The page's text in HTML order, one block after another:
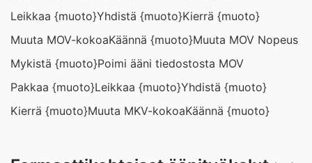
Leikkaa {muoto}Yhdistä {muoto}Kierrä {muoto}
Muuta MOV-kokoaKäännä {muoto}Muuta MOV Nopeus
Mykistä {muoto}Poimi ääni tiedostosta MOV
Pakkaa {muoto}Leikkaa {muoto}Yhdistä {muoto}
Kierrä {muoto}Muuta MKV-kokoaKäännä {muoto}